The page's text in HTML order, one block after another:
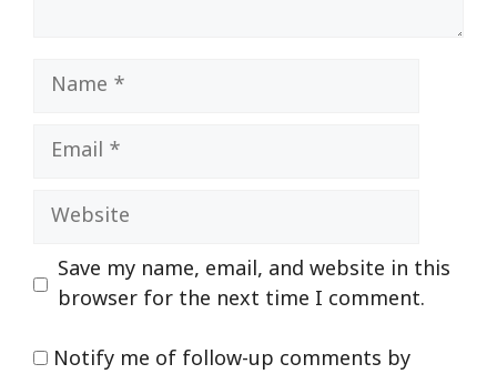
Name
Email
Website
Save my name, email, and website in this
browser for the next time I comment.
Notify me of follow-up comments by